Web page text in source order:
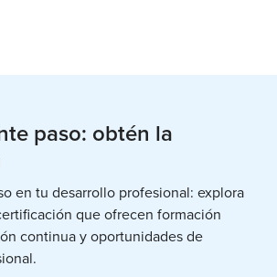
paso: obtén la
en tu desarrollo profesional: explora
que ofrecen formación
continua y oportunidades de